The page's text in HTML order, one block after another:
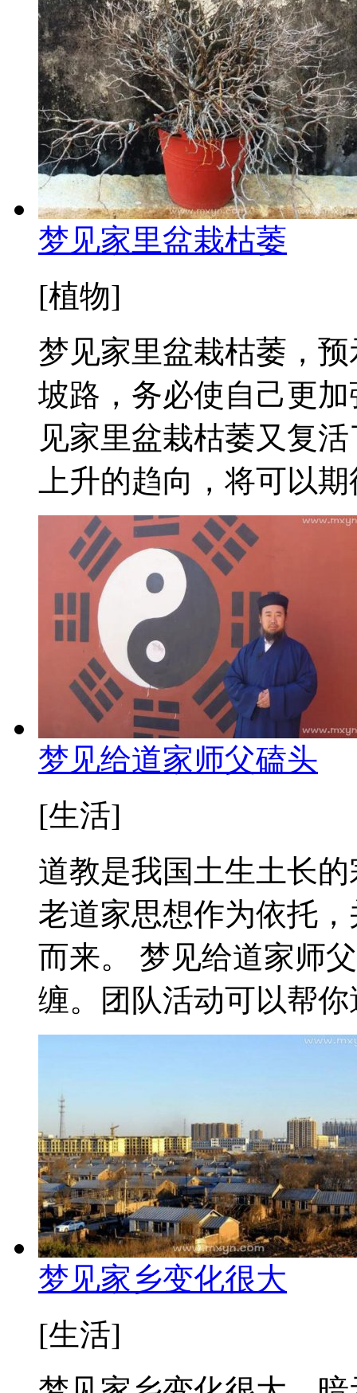
梦见家里盆栽枯萎
[植物]
梦见家里盆栽枯萎，
坡路，务必使自己更
见家里盆栽枯萎又复
上升的趋向，将可以
梦见给道家师父磕头
[生活]
道教是我国土生土长
老道家思想作为依托
而来。 梦见给道家师
缠。团队活动可以帮
梦见家乡变化很大
[生活]